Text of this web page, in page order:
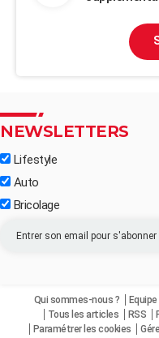
NEWSLETTERS
Lifestyle
Auto
Bricolage
Qui sommes-nous ? Equipe
Tous les articles
RSS
Paramétrer les cookies